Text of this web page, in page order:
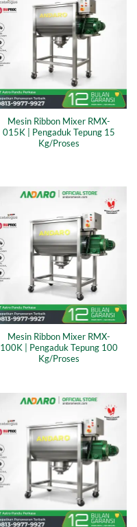
Mesin Ribbon Mixer RMX-
015K | Pengaduk Tepung 15
Kg/Proses
Mesin Ribbon Mixer RMX-
100K | Pengaduk Tepung 100
Kg/Proses